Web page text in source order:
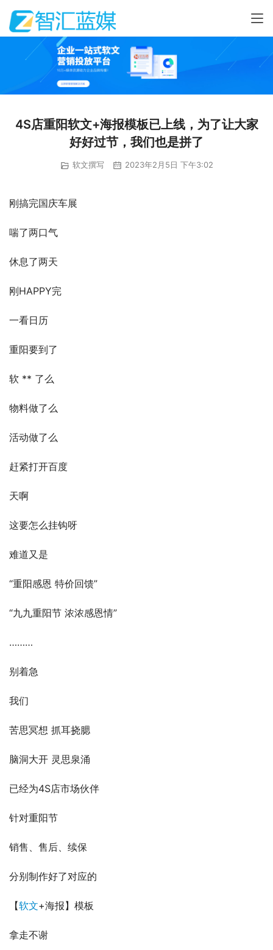
4S店重阳软文+海报模板已上线，为了让大家
好好过节，我们也是拼了
软文撰写 2023年2月5日 下午3:02
刚搞完国庆车展
喘了两口气
休息了两天
刚HAPPY完
一看日历
重阳要到了
软 ** 了么
物料做了么
活动做了么
赶紧打开百度
天啊
这要怎么挂钩呀
难道又是
“重阳感恩 特价回馈”
“九九重阳节 浓浓感恩情”
………
别着急
我们
苦思冥想 抓耳挠腮
脑洞大开 灵思泉涌
已经为4S店市场伙伴
针对重阳节
销售、售后、续保
分别制作好了对应的
【软文+海报】模板
拿走不谢